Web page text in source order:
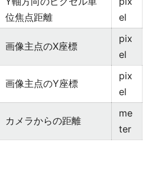
位焦点距離
el
画像主点のX座標
pix
el
画像主点のY座標
pix
el
カメラからの距離
me
ter